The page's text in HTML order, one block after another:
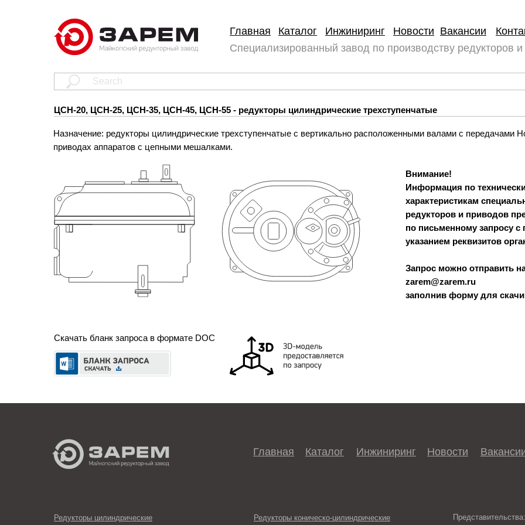
Каталог Инжиниринг Новости
Главная
Вакансии
Специализированный завод по производству редукторов
Назначение: редукторы цилиндрические трехступенчатые с вертикально расположенными валами с передачами
приводах аппаратов с цепными мешалками.
Скачать бланк запроса в формате DOC
Внимание!
Информация по
характеристикам
редукторов и приводов
по письменному запросу с
указанием реквизитов
Запрос можно отправить
zarem@zarem.ru
заполнив форму для
ЦСН-20, ЦСН-25, ЦСН-35, ЦСН-45, ЦСН-55 - редукторы цилиндрические трехступенчатые
Каталог Инжиниринг
Главная Новости
Редукторы цилиндрические Редукторы коническо-цилиндрические
Представительства: